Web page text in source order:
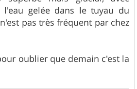
l'eau gelée dans le tuyau du
pas très fréquent par chez
oublier que demain c'est la